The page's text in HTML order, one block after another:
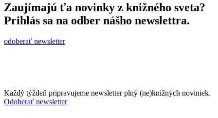
Zaujímajú ťa novinky z knižného sveta?
Prihlás sa na odber nášho newslettra.
odoberať newsletter
Každý týždeň pripravujeme newsletter plný (ne)knižných noviniek.
Odoberať newsletter